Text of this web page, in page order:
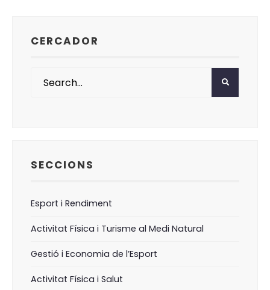
CERCADOR
SECCIONS
Esport i Rendiment
Activitat Física i Turisme al Medi Natural
Gestió i Economia de l’Esport
Activitat Física i Salut